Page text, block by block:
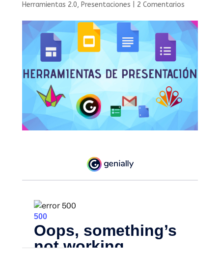
Herramientas 2.0, Presentaciones 2 Comentarios